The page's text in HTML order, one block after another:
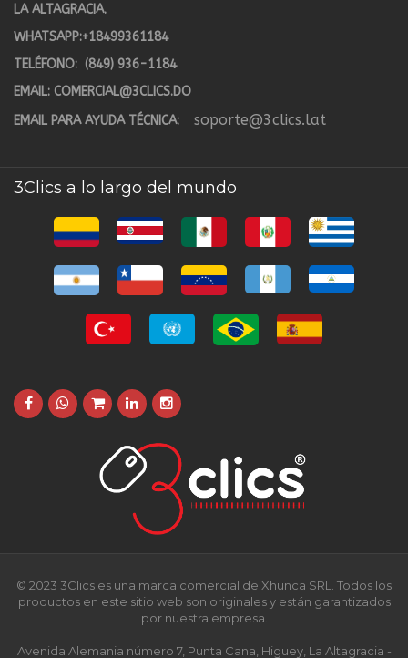
LA ALTAGRACIA.
WHATSAPP:+18499361184
TELÉFONO: (849) 936-1184
EMAIL: COMERCIAL@3CLICS.DO
EMAIL PARA AYUDA TÉCNICA:
soporte@3clics.lat
3Clics a lo largo del mundo
© 2023 3Clics es una marca comercial de Xhunca SRL. Todos los
productos en este sitio web son originales y están garantizados
por nuestra empresa.
Avenida Alemania número 7, Punta Cana, Higuey, La Altagracia -